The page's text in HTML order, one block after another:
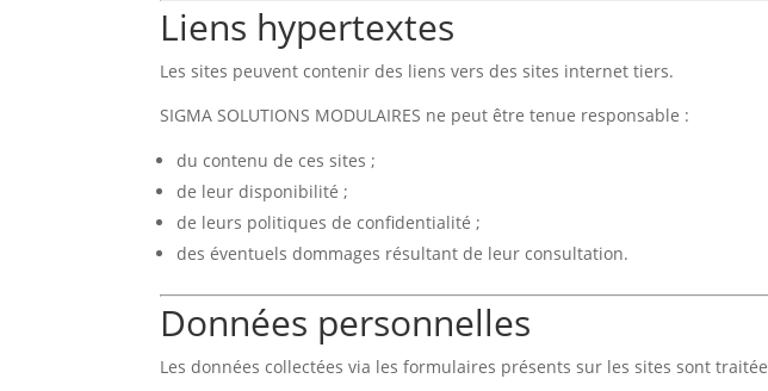
Liens hypertextes
Les sites peuvent contenir des liens vers des sites internet tiers.
SIGMA SOLUTIONS MODULAIRES ne peut être tenue responsable :
du contenu de ces sites ;
de leur disponibilité ;
de leurs politiques de confidentialité ;
des éventuels dommages résultant de leur consultation.
Données personnelles
Les données collectées via les formulaires présents sur les sites sont